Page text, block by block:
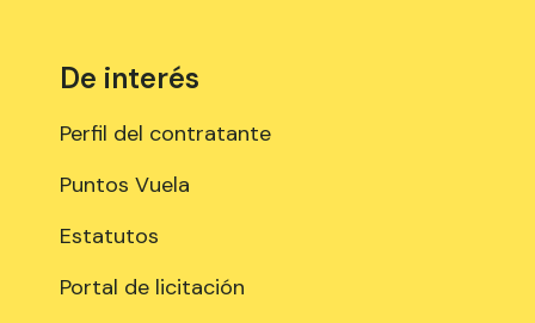
De interés
Perfil del contratante
Puntos Vuela
Estatutos
Portal de licitación